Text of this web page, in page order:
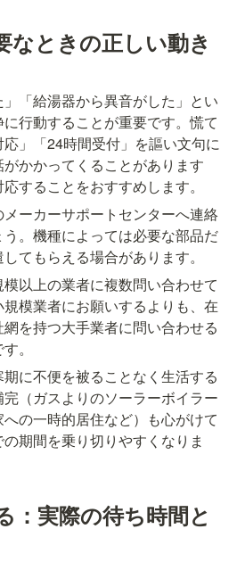
なときの正しい動き
」「給湯器から異音がした」とい
行動することが重要です。慌て
」「24時間受付」を謳い文句に
かかってくることがあります
することをおすすめします。
ーカーサポートセンターへ連絡
。機種によっては必要な部品だ
てもらえる場合があります。
以上の業者に複数問い合わせて
模業者にお願いするよりも、在
を持つ大手業者に問い合わせる
。
に不便を被ることなく生活する
（ガスよりのソーラーボイラー
の一時的居住など）も心がけて
期間を乗り切りやすくなりま
：実際の待ち時間と